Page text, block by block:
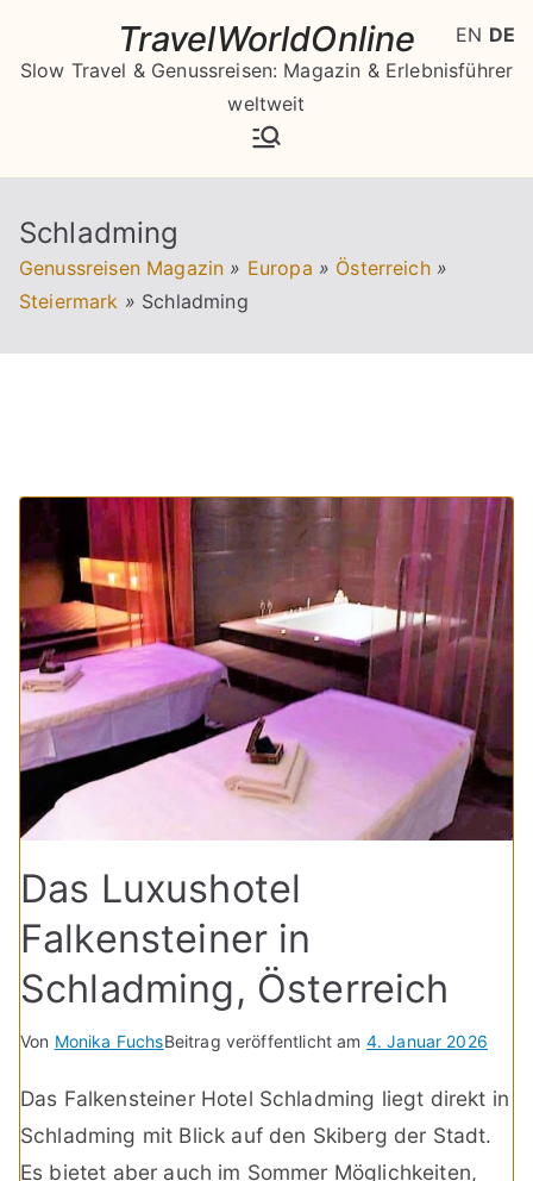
springen
TravelWorldOnline
Slow Travel & Genussreisen: Magazin & Erlebnisführer
weltweit
Schladming
Genussreisen Magazin » Europa » Österreich »
Steiermark » Schladming
Das Luxushotel
Falkensteiner in
Schladming, Österreich
Von Monika FuchsBeitrag veröffentlicht am 4. Januar 2026
Das Falkensteiner Hotel Schladming liegt direkt in
Schladming mit Blick auf den Skiberg der Stadt.
Es bietet aber auch im Sommer Möglichkeiten,
EN DE